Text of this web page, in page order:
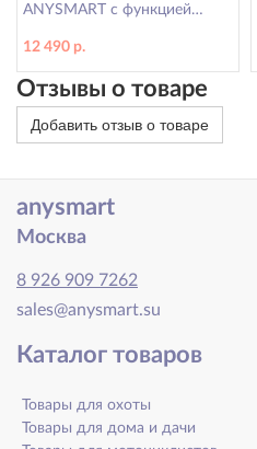
ANYSMART с функцией
ног, коричневое
12 490 р.
Отзывы о товаре
Добавить отзыв о товаре
anysmart
Москва
8 926 909 7262
sales@anysmart.su
Каталог товаров
Товары для охоты
Товары для дома и дачи